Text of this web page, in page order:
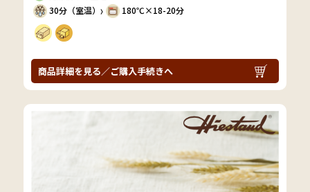
30分（室温）
〉 180℃×18-20分
商品詳細を見る／ご購入手続きへ